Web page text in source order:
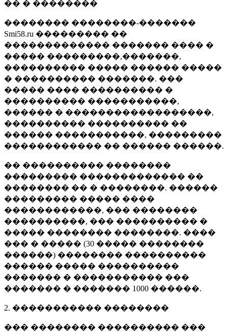
�� � ��������
�������� ��������-�������
Smi58.ru ��������� ��
������������� ������� ���� �
����� ���������,�������,
���������� ����� ������ �����
� ���������� �������. ���
����� ���� ���������� �
���������� �����������,
������ � ������������������,
���������� ���������� ��
������ �����������, ���������
������������ �� ������ ������.
�� ���������� ��������
��������� ������������� ��
�������� �� � ��������. ������
��������� ����� ����
������������, ��� ��������
����������, ��� ���������� �
����� �������� ��������. ����
��� � ����� (30 ����� ��������
������) �������� ����������
������ ����� ����������
������� � ����������� ���
������� � ������� 1000 ������.
2. ����������� ��������
��� �������� ���������� ���